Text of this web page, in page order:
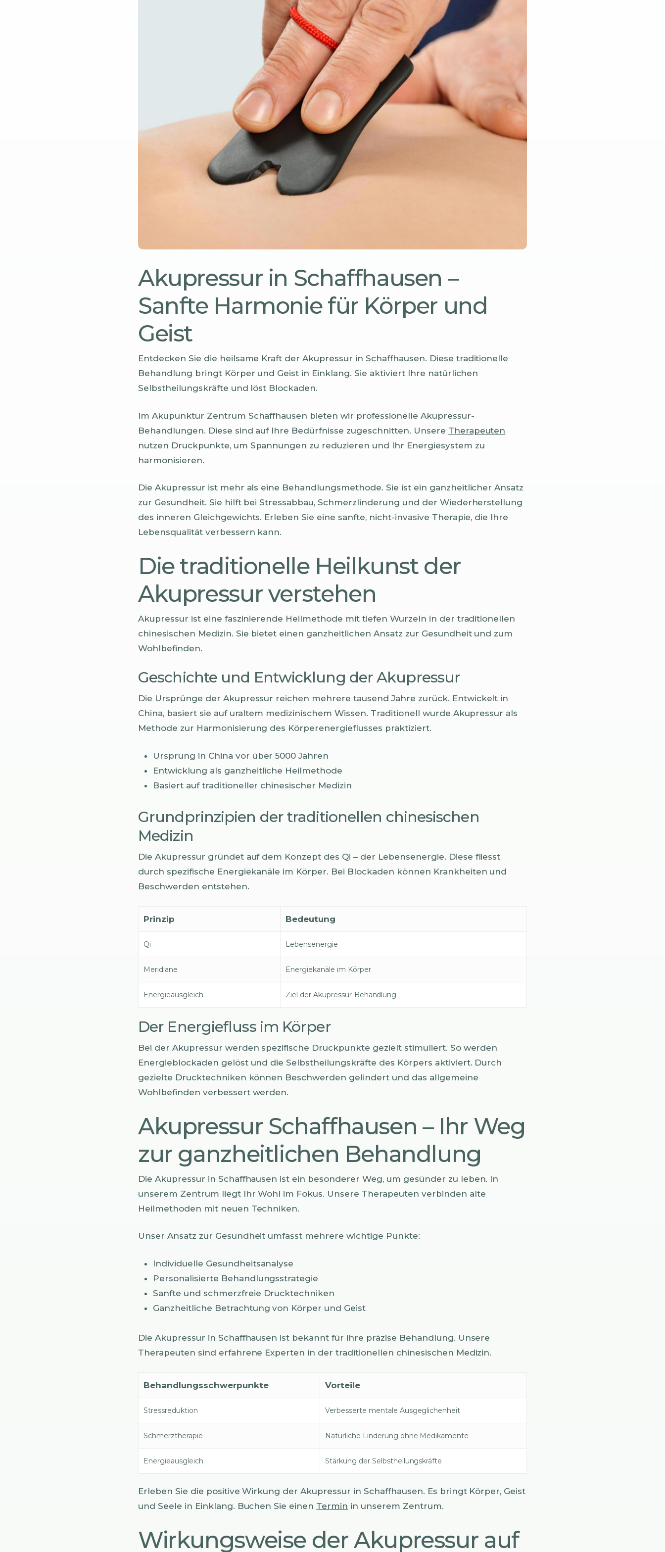
Akupressur in Schaffhausen –
Sanfte Harmonie für Körper und
Geist
Entdecken Sie die heilsame Kraft der Akupressur in Schaffhausen. Diese traditionelle
Behandlung bringt Körper und Geist in Einklang. Sie aktiviert Ihre natürlichen
Selbstheilungskräfte und löst Blockaden.
Im Akupunktur Zentrum Schaffhausen bieten wir professionelle Akupressur-
Behandlungen. Diese sind auf Ihre Bedürfnisse zugeschnitten. Unsere Therapeuten
nutzen Druckpunkte, um Spannungen zu reduzieren und Ihr Energiesystem zu
harmonisieren.
Die Akupressur ist mehr als eine Behandlungsmethode. Sie ist ein ganzheitlicher Ansatz
zur Gesundheit. Sie hilft bei Stressabbau, Schmerzlinderung und der Wiederherstellung
des inneren Gleichgewichts. Erleben Sie eine sanfte, nicht-invasive Therapie, die Ihre
Lebensqualität verbessern kann.
Die traditionelle Heilkunst der
Akupressur verstehen
Akupressur ist eine faszinierende Heilmethode mit tiefen Wurzeln in der traditionellen
chinesischen Medizin. Sie bietet einen ganzheitlichen Ansatz zur Gesundheit und zum
Wohlbefinden.
Geschichte und Entwicklung der Akupressur
Die Ursprünge der Akupressur reichen mehrere tausend Jahre zurück. Entwickelt in
China, basiert sie auf uraltem medizinischem Wissen. Traditionell wurde Akupressur als
Methode zur Harmonisierung des Körperenergieflusses praktiziert.
Ursprung in China vor über 5000 Jahren
Entwicklung als ganzheitliche Heilmethode
Basiert auf traditioneller chinesischer Medizin
Grundprinzipien der traditionellen chinesischen
Medizin
Die Akupressur gründet auf dem Konzept des Qi – der Lebensenergie. Diese fliesst
durch spezifische Energiekanäle im Körper. Bei Blockaden können Krankheiten und
Beschwerden entstehen.
Prinzip Bedeutung
Qi Lebensenergie
Meridiane Energiekanäle im Körper
Energieausgleich Ziel der Akupressur-Behandlung
Der Energiefluss im Körper
Bei der Akupressur werden spezifische Druckpunkte gezielt stimuliert. So werden
Energieblockaden gelöst und die Selbstheilungskräfte des Körpers aktiviert. Durch
gezielte Drucktechniken können Beschwerden gelindert und das allgemeine
Wohlbefinden verbessert werden.
Akupressur Schaffhausen – Ihr Weg
zur ganzheitlichen Behandlung
Die Akupressur in Schaffhausen ist ein besonderer Weg, um gesünder zu leben. In
unserem Zentrum liegt Ihr Wohl im Fokus. Unsere Therapeuten verbinden alte
Heilmethoden mit neuen Techniken.
Unser Ansatz zur Gesundheit umfasst mehrere wichtige Punkte:
Individuelle Gesundheitsanalyse
Personalisierte Behandlungsstrategie
Sanfte und schmerzfreie Drucktechniken
Ganzheitliche Betrachtung von Körper und Geist
Die Akupressur in Schaffhausen ist bekannt für ihre präzise Behandlung. Unsere
Therapeuten sind erfahrene Experten in der traditionellen chinesischen Medizin.
Behandlungsschwerpunkte Vorteile
Stressreduktion Verbesserte mentale Ausgeglichenheit
Schmerztherapie Natürliche Linderung ohne Medikamente
Energieausgleich Stärkung der Selbstheilungskräfte
Erleben Sie die positive Wirkung der Akupressur in Schaffhausen. Es bringt Körper, Geist
und Seele in Einklang. Buchen Sie einen Termin in unserem Zentrum.
Wirkungsweise der Akupressur auf